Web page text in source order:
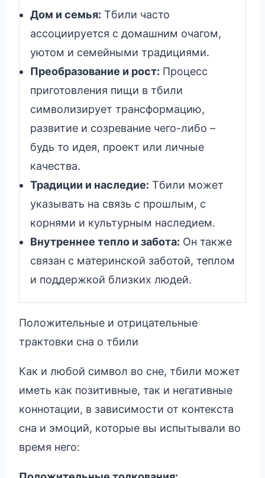
Дом и семья: Тбили часто
ассоциируется с домашним очагом,
уютом и семейными традициями.
Преобразование и рост: Процесс
приготовления пищи в тбили
символизирует трансформацию,
развитие и созревание чего-либо –
будь то идея, проект или личные
качества.
Традиции и наследие: Тбили может
указывать на связь с прошлым, с
корнями и культурным наследием.
Внутреннее тепло и забота: Он также
связан с материнской заботой, теплом
и поддержкой близких людей.
Положительные и отрицательные
трактовки сна о тбили
Как и любой символ во сне, тбили может
иметь как позитивные, так и негативные
коннотации, в зависимости от контекста
сна и эмоций, которые вы испытывали во
время него: